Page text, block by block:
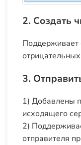
2. Создать
Поддерживает
3.
1) Добавлены
исходящего
2)
отправителя